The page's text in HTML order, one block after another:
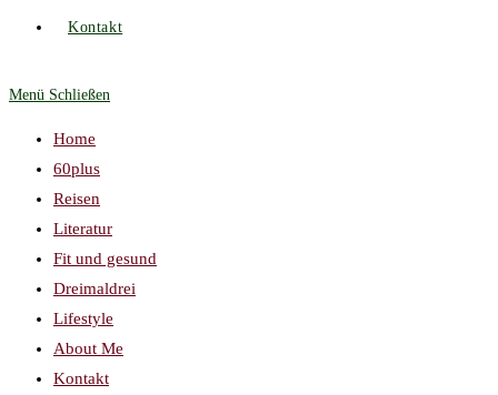
Kontakt
Menü Schließen
Home
60plus
Reisen
Literatur
Fit und gesund
Dreimaldrei
Lifestyle
About Me
Kontakt